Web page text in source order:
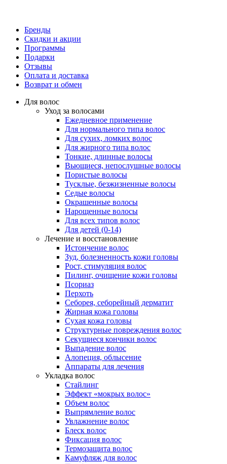
Бренды
Скидки и акции
Программы
Подарки
Отзывы
Оплата и доставка
Возврат и обмен
Для волос
Уход за волосами
Ежедневное применение
Для нормального типа волос
Для сухих, ломких волос
Для жирного типа волос
Тонкие, длинные волосы
Вьющиеся, непослушные волосы
Пористые волосы
Тусклые, безжизненные волосы
Седые волосы
Окрашенные волосы
Нарощенные волосы
Для всех типов волос
Для детей (0-14)
Лечение и восстановление
Истончение волос
Зуд, болезненность кожи головы
Рост, стимуляция волос
Пилинг, очищение кожи головы
Псориаз
Перхоть
Себорея, себорейный дерматит
Жирная кожа головы
Сухая кожа головы
Структурные повреждения волос
Секущиеся кончики волос
Выпадение волос
Алопеция, облысение
Аппараты для лечения
Укладка волос
Стайлинг
Эффект «мокрых волос»
Объем волос
Выпрямление волос
Увлажнение волос
Блеск волос
Фиксация волос
Термозащита волос
Камуфляж для волос